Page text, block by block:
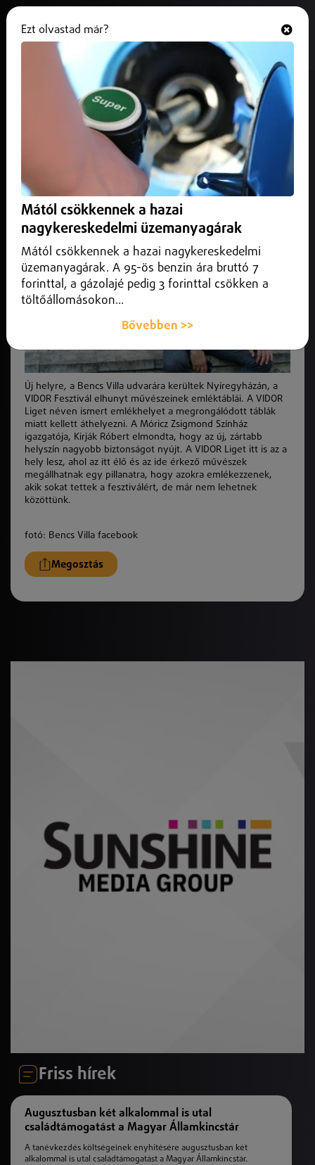
Új helyre került a Vidor Liget
Nyíregyháza
Új helyre, a Bencs Villa udvarára kerültek Nyíregyházán, a
VIDOR Fesztivál elhunyt művészeinek emléktáblái.
Új helyre, a Bencs Villa udvarára kerültek Nyíregyházán, a
VIDOR Fesztivál elhunyt művészeinek emléktáblái. A VIDOR
Liget néven ismert emlékhelyet a megrongálódott táblák
miatt kellett áthelyezni. A Móricz Zsigmond Színház
igazgatója, Kirják Róbert elmondta, hogy az új, zártabb
helyszín nagyobb biztonságot nyújt. A VIDOR Liget itt is az a
hely lesz, ahol az itt élő és az ide érkező művészek
megállhatnak egy pillanatra, hogy azokra emlékezzenek,
akik sokat tettek a fesztiválért, de már nem lehetnek
közöttünk.
fotó: Bencs Villa facebook
Megosztás
Friss hírek
Augusztusban két alkalommal is utal
családtámogatást a Magyar Államkincstár
A tanévkezdés költségeinek enyhítésére augusztusban két
alkalommal is utal családtámogatást a Magyar Államkincstár.
Ezt olvastad már?
Mától csökkennek a hazai
nagykereskedelmi üzemanyagárak
Mától csökkennek a hazai nagykereskedelmi
üzemanyagárak. A 95-ös benzin ára bruttó 7
forinttal, a gázolajé pedig 3 forinttal csökken a
töltőállomásokon...
Bővebben >>